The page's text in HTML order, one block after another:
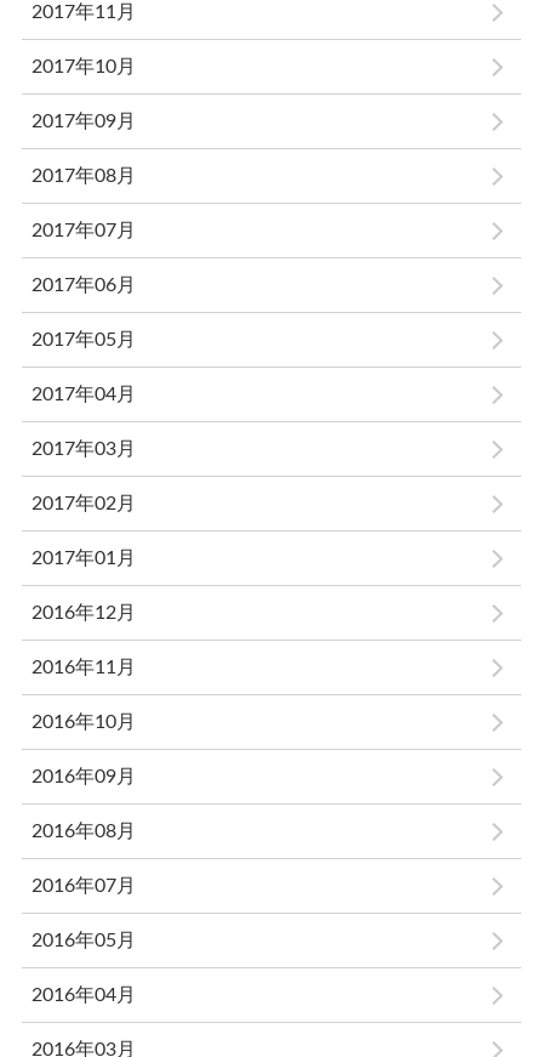
2017年11月
2017年10月
2017年09月
2017年08月
2017年07月
2017年06月
2017年05月
2017年04月
2017年03月
2017年02月
2017年01月
2016年12月
2016年11月
2016年10月
2016年09月
2016年08月
2016年07月
2016年05月
2016年04月
2016年03月